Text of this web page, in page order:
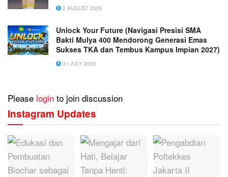
2 AUGUST 2026
Unlock Your Future (Navigasi Presisi SMA
Bakti Mulya 400 Mendorong Generasi Emas
Sukses TKA dan Tembus Kampus Impian 2027)
31 JULY 2026
Please login to join discussion
Instagram Updates